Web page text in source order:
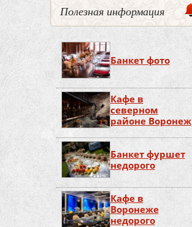
Полезная информация
Банкет фото
Кафе в
северном
районе Воронеж
Банкет фуршет
недорого
Кафе в
Воронеже
недорого